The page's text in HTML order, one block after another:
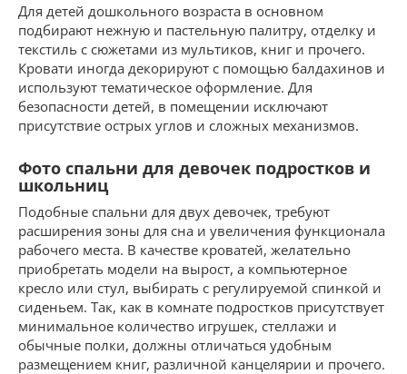
Для детей дошкольного возраста в основном
подбирают нежную и пастельную палитру, отделку и
текстиль с сюжетами из мультиков, книг и прочего.
Кровати иногда декорируют с помощью балдахинов и
используют тематическое оформление. Для
безопасности детей, в помещении исключают
присутствие острых углов и сложных механизмов.
Фото спальни для девочек подростков и
школьниц
Подобные спальни для двух девочек, требуют
расширения зоны для сна и увеличения функционала
рабочего места. В качестве кроватей, желательно
приобретать модели на вырост, а компьютерное
кресло или стул, выбирать с регулируемой спинкой и
сиденьем. Так, как в комнате подростков присутствует
минимальное количество игрушек, стеллажи и
обычные полки, должны отличаться удобным
размещением книг, различной канцелярии и прочего.